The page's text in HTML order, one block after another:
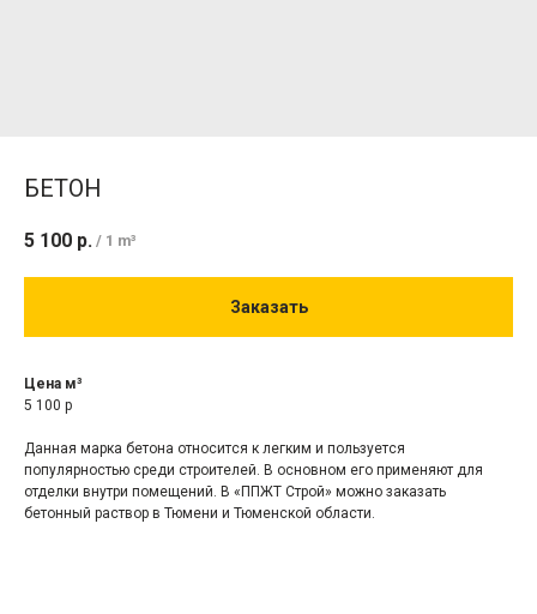
БЕТОН
5 100 р. / 1 m³
Заказать
Цена м³
5 100 р
Данная марка бетона относится к легким и пользуется
популярностью среди строителей. В основном его применяют для
отделки внутри помещений. В «ППЖТ Строй» можно заказать
бетонный раствор в Тюмени и Тюменской области.